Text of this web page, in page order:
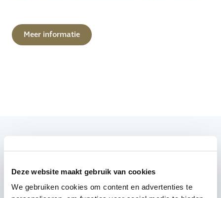
Deze website maakt gebruik van cookies
We gebruiken cookies om content en advertenties te
Meer informatie
MELD JE AAN VOOR DE NIEUWSBRIEF
Leg het accent op Delfts Blauw!